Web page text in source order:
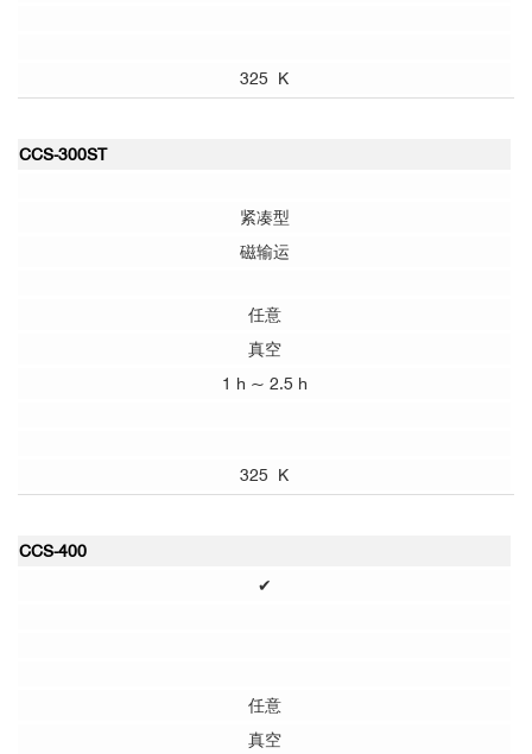
325 K
CCS-300ST
紧凑型
磁输运
任意
真空
1 h ~ 2.5 h
325 K
CCS-400
✔
任意
真空